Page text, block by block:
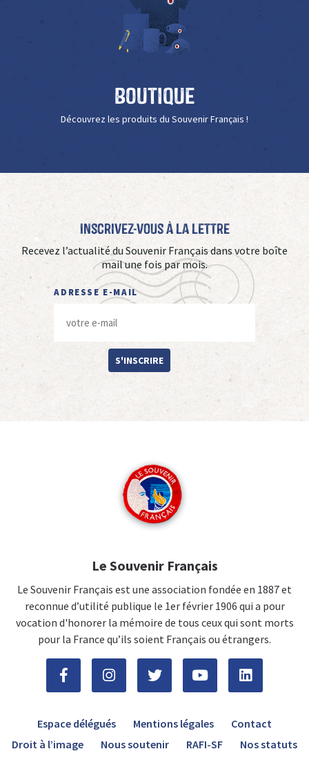
Boutique
Découvrez les produits du Souvenir Français !
Inscrivez-vous à La Lettre
Recevez l’actualité du Souvenir Français dans votre boîte
mail une fois par mois.
ADRESSE E-MAIL
S'INSCRIRE
Le Souvenir Français
Le Souvenir Français est une association fondée en 1887 et
reconnue d’utilité publique le 1er février 1906 qui a pour
vocation d'honorer la mémoire de tous ceux qui sont morts
pour la France qu’ils soient Français ou étrangers.
Espace délégués Mentions légales
Contact
Droit à l’image
Nous soutenir RAFI-SF Nos statuts